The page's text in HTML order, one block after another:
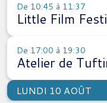
De 10:45 à 11:37
Little Film
De 17:00 à 19:30
Atelier de
LUNDI 10 AOÛT